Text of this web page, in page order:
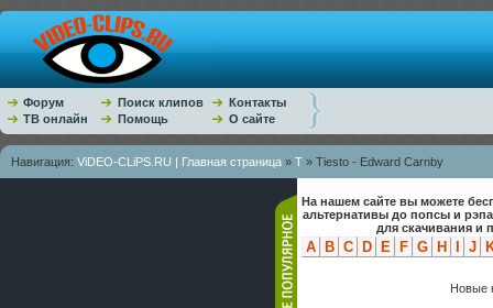
Форум Поиск клипов
Контакты
ТВ онлайн
Помощь О сайте
Навигация: ViDEO-CLiPS.RU | Главная страница » T » Tiesto - Edward Carnby
На нашем сайте вы можете
альтернативы до попсы и
для скачивания и
A B C D E F G H J
Новые